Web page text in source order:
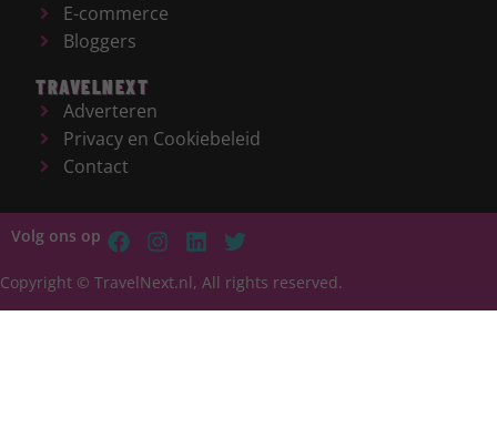
E-commerce
Bloggers
TRAVELNEXT
Adverteren
Privacy en Cookiebeleid
Contact
Volg ons op
Copyright © TravelNext.nl, All rights reserved.